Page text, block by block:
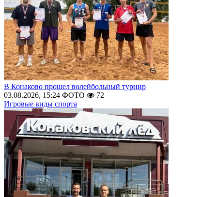
В Конаково прошел волейбольный турнир
03.08.2026, 15:24 ФОТО
72
Игровые виды спорта